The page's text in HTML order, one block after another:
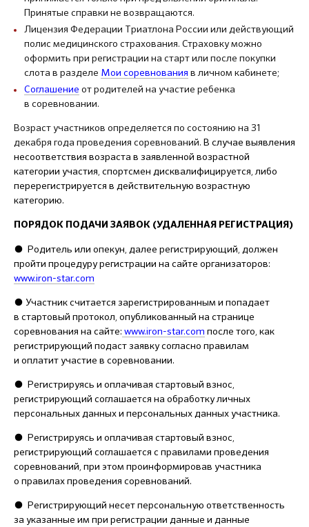
Принятые справки не возвращаются.
Лицензия Федерации Триатлона России или действующий
полис медицинского страхования. Страховку можно
оформить при регистрации на старт или после покупки
слота в разделе Мои соревнования в личном кабинете;
Соглашение от родителей на участие ребенка
в соревновании.
Возраст участников определяется по состоянию на 31
декабря года проведения соревнований. В случае выявления
несоответствия возраста в заявленной возрастной
категории участия, спортсмен дисквалифицируется, либо
перерегистрируется в действительную возрастную
категорию.
ПОРЯДОК ПОДАЧИ ЗАЯВОК (УДАЛЕННАЯ РЕГИСТРАЦИЯ)
● Родитель или опекун, далее регистрирующий, должен
пройти процедуру регистрации на сайте организаторов:
www.iron-star.com
● Участник считается зарегистрированным и попадает
в стартовый протокол, опубликованный на странице
соревнования на сайте: www.iron-star.com после того, как
регистрирующий подаст заявку согласно правилам
и оплатит участие в соревновании.
● Регистрируясь и оплачивая стартовый взнос,
регистрирующий соглашается на обработку личных
персональных данных и персональных данных участника.
● Регистрируясь и оплачивая стартовый взнос,
регистрирующий соглашается с правилами проведения
соревнований, при этом проинформировав участника
о правилах проведения соревнований.
● Регистрирующий несет персональную ответственность
за указанные им при регистрации данные и данные